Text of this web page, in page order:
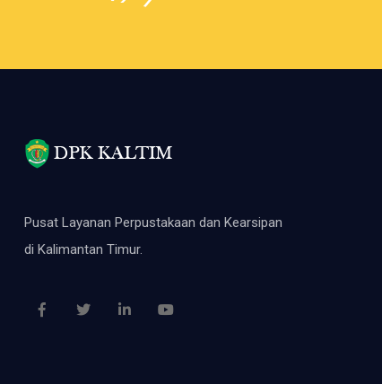
Pusat Layanan Perpustakaan dan Kearsipan
di Kalimantan Timur.